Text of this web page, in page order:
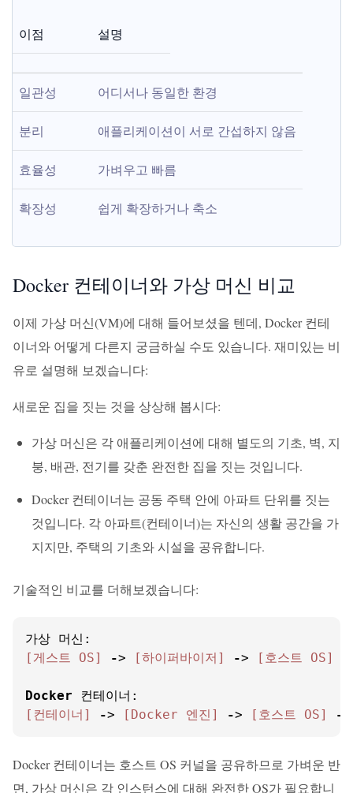
이점 설명
일관성 어디서나 동일한 환경
분리 애플리케이션이 서로 간섭하지 않음
효율성 가벼우고 빠름
확장성 쉽게 확장하거나 축소
Docker 컨테이너와 가상 머신 비교
이제 가상 머신(VM)에 대해 들어보셨을 텐데, Docker 컨테
이너와 어떻게 다른지 궁금하실 수도 있습니다. 재미있는 비
유로 설명해 보겠습니다:
새로운 집을 짓는 것을 상상해 봅시다:
가상 머신은 각 애플리케이션에 대해 별도의 기초, 벽, 지
붕, 배관, 전기를 갖춘 완전한 집을 짓는 것입니다.
Docker 컨테이너는 공동 주택 안에 아파트 단위를 짓는
것입니다. 각 아파트(컨테이너)는 자신의 생활 공간을 가
지지만, 주택의 기초와 시설을 공유합니다.
기술적인 비교를 더해보겠습니다:
[게스트 OS]
-> [하이퍼바이저] -> [호스트 OS]
Docker
[컨테이너]
-> [Docker 엔진] -> [호스트 OS] -
Docker 컨테이너는 호스트 OS 커널을 공유하므로 가벼운 반
면, 가상 머신은 각 인스턴스에 대해 완전한 OS가 필요합니